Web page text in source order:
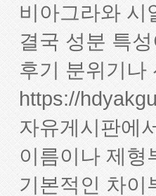
비아그라와 시
결국 성분 특
후기 분위기나
https://
자유게시판에
이름이나 제형
기본적인 차이